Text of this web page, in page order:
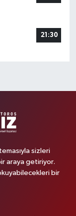
21:30
sizleri
araya getiriyor.
bir